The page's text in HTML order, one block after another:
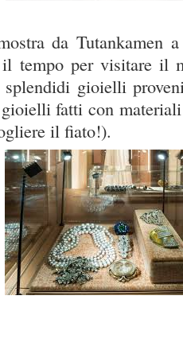
da Tutankamen
tempo per visitare il
splendidi gioielli
fatti con
il fiato!).